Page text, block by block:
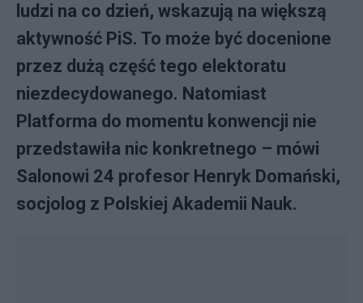
ludzi na co dzień, wskazują na większą
aktywność PiS. To może być docenione
przez dużą część tego elektoratu
niezdecydowanego. Natomiast
Platforma do momentu konwencji nie
przedstawiła nic konkretnego – mówi
Salonowi 24 profesor Henryk Domański,
socjolog z Polskiej Akademii Nauk.